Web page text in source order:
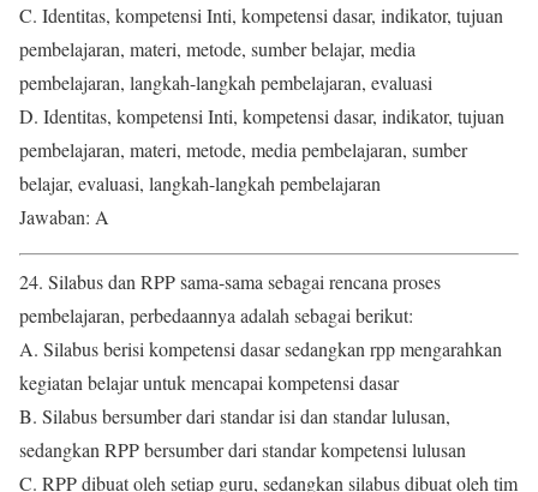
C. Identitas, kompetensi Inti, kompetensi dasar, indikator, tujuan
pembelajaran, materi, metode, sumber belajar, media
pembelajaran, langkah-langkah pembelajaran, evaluasi
D. Identitas, kompetensi Inti, kompetensi dasar, indikator, tujuan
pembelajaran, materi, metode, media pembelajaran, sumber
belajar, evaluasi, langkah-langkah pembelajaran
Jawaban: A
24. Silabus dan RPP sama-sama sebagai rencana proses
pembelajaran, perbedaannya adalah sebagai berikut:
A. Silabus berisi kompetensi dasar sedangkan rpp mengarahkan
kegiatan belajar untuk mencapai kompetensi dasar
B. Silabus bersumber dari standar isi dan standar lulusan,
sedangkan RPP bersumber dari standar kompetensi lulusan
C. RPP dibuat oleh setiap guru, sedangkan silabus dibuat oleh tim